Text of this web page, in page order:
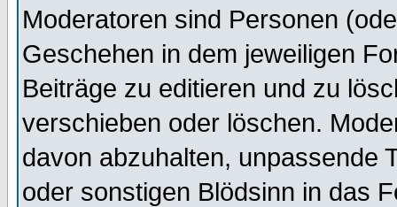
Moderatoren sind Personen
Geschehen in dem jeweiligen
Beiträge zu editieren und zu
verschieben oder löschen.
davon abzuhalten, unpassende
oder sonstigen Blödsinn in das